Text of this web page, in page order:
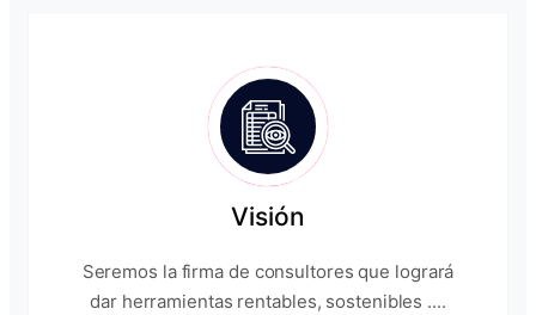
Visión
Seremos la firma de consultores que logrará
dar herramientas rentables, sostenibles ....